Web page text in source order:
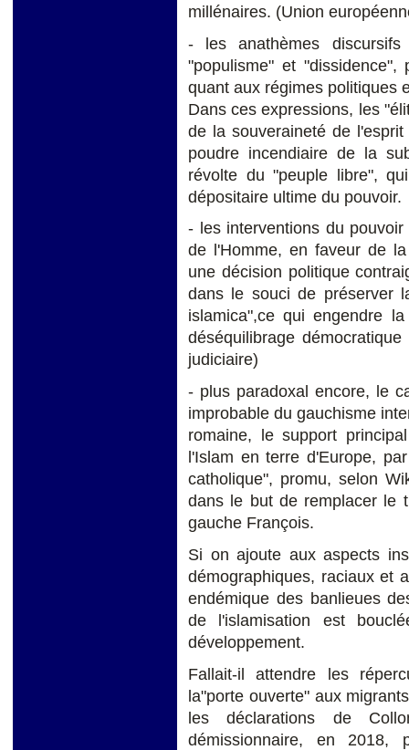
millénaires. (Union
- les anathèmes
"populisme" et
quant aux régimes politiques
Dans ces expressions, les
de la souveraineté de
poudre incendiaire de la
révolte du "peuple libre",
dépositaire ultime du pouvoir.
- les interventions du
de l'Homme, en faveur de
une décision politique
dans le souci de préserver
islamica",ce qui engendre
déséquilibrage
judiciaire)
- plus paradoxal encore, le
improbable du gauchisme
romaine, le support
l'Islam en terre d'Europe,
catholique", promu, selon
dans le but de remplacer le
gauche François.
Si on ajoute aux aspects
démographiques, raciaux et
endémique des banlieues
de l'islamisation est
développement.
Fallait-il attendre les
la"porte ouverte" aux
les déclarations de
démissionnaire, en 2018,